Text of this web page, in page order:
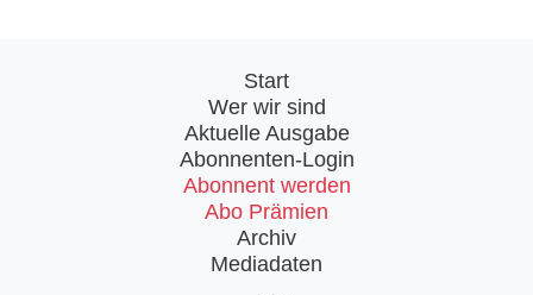
Start
Wer wir sind
Aktuelle Ausgabe
Abonnenten-Login
Abonnent werden
Abo Prämien
Archiv
Mediadaten